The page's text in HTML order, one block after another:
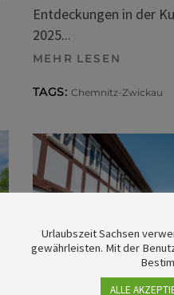
Entdeckungen in der
2025
MEHR LESEN
TAGS: Chemnitz-Zwickau
Urlaubszeit Sachsen
gewährleisten. Mit der
ALLE